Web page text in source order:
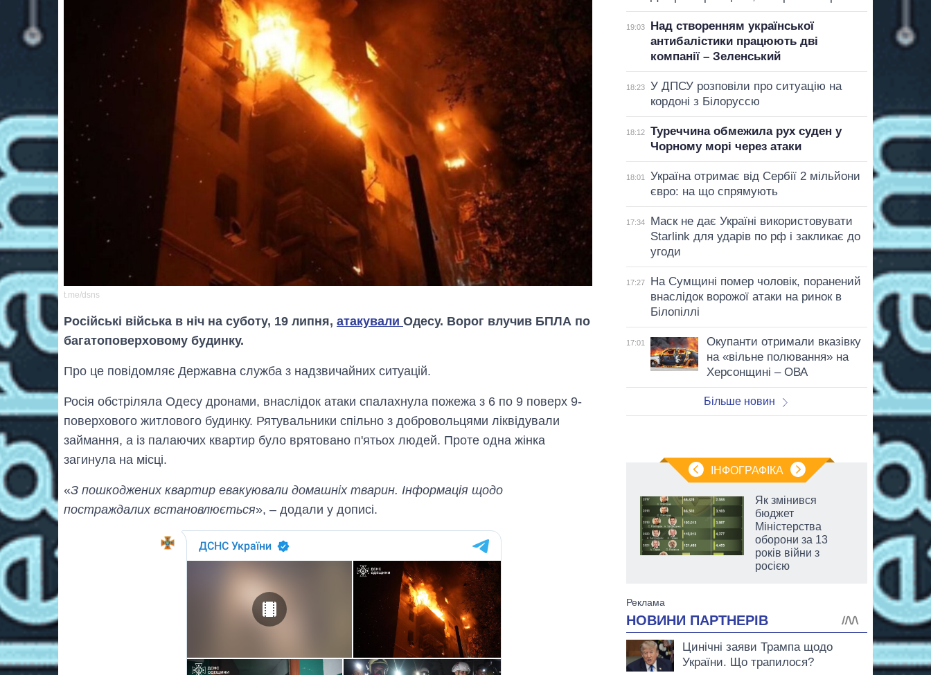
t.me/dsns
Російські війська в ніч на суботу, 19 липня, атакували Одесу. Ворог влучив БПЛА по
багатоповерховому будинку.
Про це повідомляє Державна служба з надзвичайних ситуацій.
Росія обстріляла Одесу дронами, внаслідок атаки спалахнула пожежа з 6 по 9 поверх 9-
поверхового житлового будинку. Рятувальники спільно з добровольцями ліквідували
займання, а із палаючих квартир було врятовано п'ятьох людей. Проте одна жінка
загинула на місці.
«З пошкоджених квартир евакуювали домашніх тварин. Інформація щодо
постраждалих встановлюється», – додали у дописі.
19:03
Над створенням української
антибалістики працюють дві
компанії – Зеленський
18:23
У ДПСУ розповіли про ситуацію на
кордоні з Білоруссю
18:12
Туреччина обмежила рух суден у
Чорному морі через атаки
18:01
Україна отримає від Сербії 2 мільйони
євро: на що спрямують
17:34
Маск не дає Україні використовувати
Starlink для ударів по рф і закликає до
угоди
17:27
На Сумщині помер чоловік, поранений
внаслідок ворожої атаки на ринок в
Білопіллі
17:01
Окупанти отримали вказівку
на «вільне полювання» на
Херсонщині – ОВА
Більше новин
ІНФОГРАФІКА
Як змінився
бюджет
Міністерства
оборони за 13
років війни з
росією